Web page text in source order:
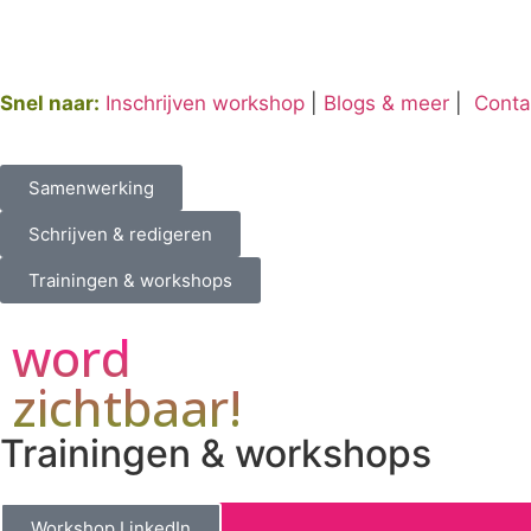
Snel naar: Inschrijven workshop Blogs & meer
Samenwerking
Schrijven & redigeren
Trainingen & workshops
word
zichtbaar!
Trainingen & workshops